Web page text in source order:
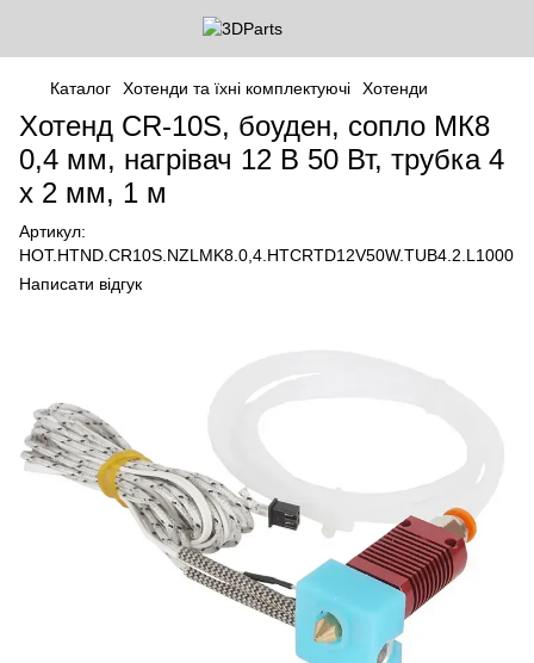
Каталог Хотенди та їхні комплектуючі Хотенди
Хотенд CR-10S, боуден, сопло МК8
0,4 мм, нагрівач 12 В 50 Вт, трубка 4
х 2 мм, 1 м
Артикул:
HOT.HTND.CR10S.NZLMK8.0,4.HTCRTD12V50W.TUB4.2.L1000
Написати відгук